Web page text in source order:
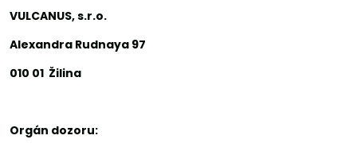
VULCANUS, s.r.o.
Alexandra Rudnaya 97
010 01 Žilina
Orgán dozoru: